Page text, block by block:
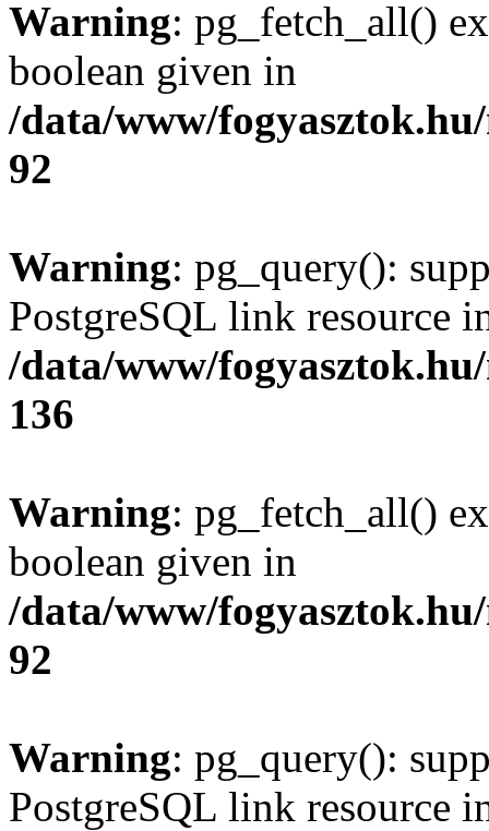
Warning: pg_fetch_all()
boolean given in
/data/www/
92
Warning: pg_query():
PostgreSQL link resource
/data/www/
136
Warning: pg_fetch_all()
boolean given in
/data/www/
92
Warning: pg_query():
PostgreSQL link resource